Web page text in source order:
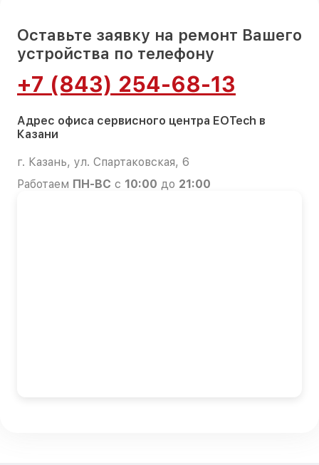
Оставьте заявку на ремонт Вашего
устройства по телефону
+7 (843) 254-68-13
Адрес офиса сервисного центра EOTech в
Казани
г. Казань, ул. Спартаковская, 6
Работаем ПН-ВС с 10:00 до 21:00